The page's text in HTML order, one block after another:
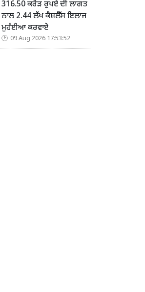
316.50 ਕਰੋੜ ਰੁਪਏ ਦੀ ਲਾਗਤ
ਨਾਲ 2.44 ਲੱਖ ਕੈਸ਼ਲੈੱਸ ਇਲਾਜ
ਮੁਹੱਈਆ ਕਰਵਾਏੇ
09 Aug 2026 17:53:52